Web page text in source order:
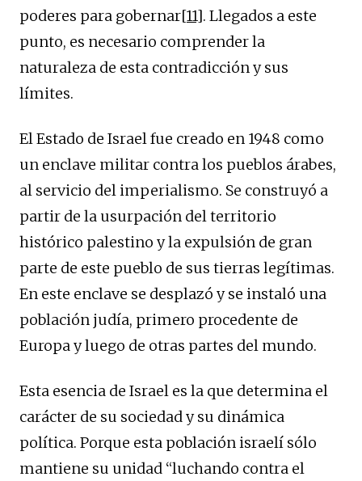
poderes para gobernar[11]. Llegados a este
punto, es necesario comprender la
naturaleza de esta contradicción y sus
límites.
El Estado de Israel fue creado en 1948 como
un enclave militar contra los pueblos árabes,
al servicio del imperialismo. Se construyó a
partir de la usurpación del territorio
histórico palestino y la expulsión de gran
parte de este pueblo de sus tierras legítimas.
En este enclave se desplazó y se instaló una
población judía, primero procedente de
Europa y luego de otras partes del mundo.
Esta esencia de Israel es la que determina el
carácter de su sociedad y su dinámica
política. Porque esta población israelí sólo
mantiene su unidad “luchando contra el